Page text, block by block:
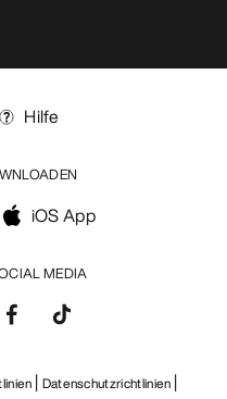
MEDIA
Hilfe
iOS App
Datenschutzrichtlinien